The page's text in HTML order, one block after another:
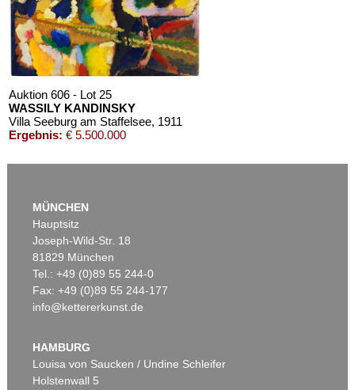
Schätzpreis:€ 3.000
LYONEL FEININGER
Alte Seebären
Schätzpreis:
Auktion 606 - Lot 25
WASSILY KANDINSKY
Villa Seeburg am Staffelsee, 1911
Ergebnis: € 5.500.000
Auktion 545 - Lot 43
Ergebnis:€ 3.920.000
MÜNCHEN
Hauptsitz
Joseph-Wild-Str. 18
81829 München
Tel.: +49 (0)89 55 244-0
Fax: +49 (0)89 55 244-177
info@kettererkunst.de
HAMBURG
Louisa von Saucken / Undine Schleifer
Holstenwall 5